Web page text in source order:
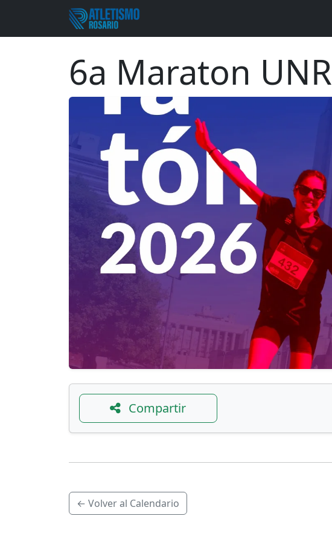
6a Maraton UNR
Compartir
← Volver al Calendario